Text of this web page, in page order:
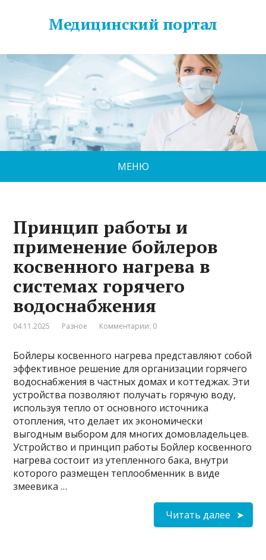
Медицинский портал
МЕНЮ
Принцип работы и
применение бойлеров
косвенного нагрева в
системах горячего
водоснабжения
04.11.2025 Разное Комментарии: 0
Бойлеры косвенного нагрева представляют собой
эффективное решение для организации горячего
водоснабжения в частных домах и коттеджах. Эти
устройства позволяют получать горячую воду,
используя тепло от основного источника
отопления, что делает их экономически
выгодным выбором для многих домовладельцев.
Устройство и принцип работы Бойлер косвенного
нагрева состоит из утепленного бака, внутри
которого размещен теплообменник в виде
змеевика …
Читать далее